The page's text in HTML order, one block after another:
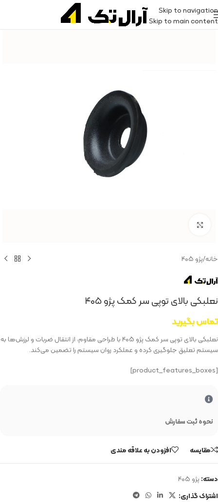
Skip to navigation
Skip to main content
خانه/پژو ۴۰۵
نعلبکی بالای توپی سر کمک پژو ۴۰۵
تماس بگیرید
نعلبکی بالای توپی سر کمک پژو ۴۰۵ با طراحی مقاوم، از انتقال ضربات و لرزش‌ها به
سیستم تعلیق جلوگیری کرده و عملکرد روان سیستم را تضمین می‌کند.
[product_features_boxes]
نحوه ثبت سفارش
مقایسه افزودن به علاقه مندی
دسته: پژو ۴۰۵
اشتراک گذاری: